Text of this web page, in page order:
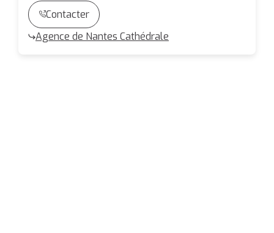
Contacter
Agence de Nantes Cathédrale